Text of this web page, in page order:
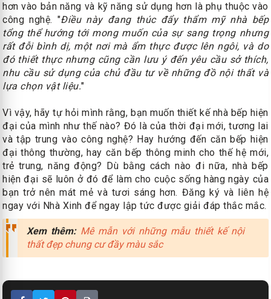
hơn vào bản năng và kỹ năng sử dụng hơn là phụ thuộc vào
công nghệ. "Điều này đang thúc đẩy thẩm mỹ nhà bếp
tổng thể hướng tới mong muốn của sự sang trọng nhưng
rất đỗi bình dị, một nơi mà ẩm thực được lên ngôi, và do
đó thiết thực nhưng cũng cần lưu ý đến yêu cầu sở thích,
nhu cầu sử dụng của chủ đầu tư về những đồ nội thất và
lựa chọn vật liệu."
Vì vậy, hãy tự hỏi mình rằng, bạn muốn thiết kế nhà bếp hiện
đại của mình như thế nào? Đó là của thời đại mới, tương lai
và tập trung vào công nghệ? Hay hướng đến căn bếp hiện
đại thông thường, hay căn bếp thông minh cho thế hệ mới,
trẻ trung, năng động? Dù bằng cách nào đi nữa, nhà bếp
hiện đại sẽ luôn ở đó để làm cho cuộc sống hàng ngày của
bạn trở nên mát mẻ và tươi sáng hơn. Đăng ký và liên hệ
ngay với Nhà Xinh để ngay lập tức được giải đáp thắc mắc.
Xem thêm: Mê mẫn với những mẫu thiết kế nội
thất đẹp chung cư đầy màu sắc